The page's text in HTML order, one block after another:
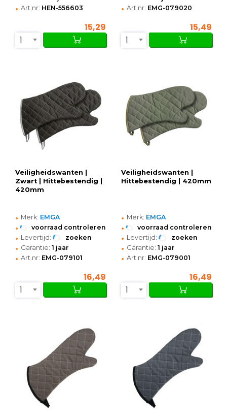
• Art.nr: HEN-556603
15,29
1
• Art.nr: EMG-079020
15,49
1
Veiligheidswanten |
Zwart | Hittebestendig |
420mm
• Merk: EMGA
• voorraad controleren
• Levertijd: zoeken
• Garantie: 1 jaar
• Art.nr: EMG-079101
16,49
1
Veiligheidswanten |
Hittebestendig | 420mm
• Merk: EMGA
• voorraad controleren
• Levertijd: zoeken
• Garantie: 1 jaar
• Art.nr: EMG-079001
16,49
1